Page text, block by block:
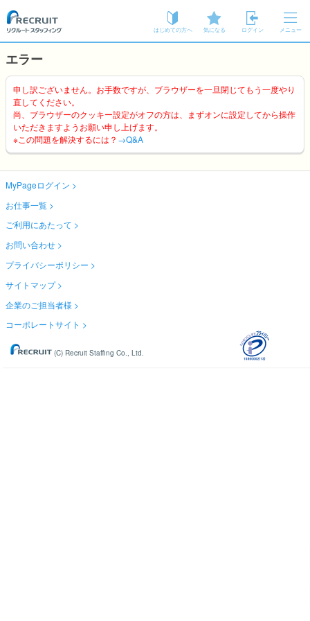
はじめての方へ 気になる ログイン メニュー
エラー
申し訳ございません。お手数ですが、ブラウザーを一旦閉じてもう一度やり
直してください。
尚、ブラウザーのクッキー設定がオフの方は、まずオンに設定してから操作
いただきますようお願い申し上げます。
※この問題を解決するには？ →Q&A
MyPageログイン
お仕事一覧
ご利用にあたって
お問い合わせ
プライバシーポリシー
サイトマップ
企業のご担当者様
コーポレートサイト
(C) Recruit Staffing Co., Ltd.